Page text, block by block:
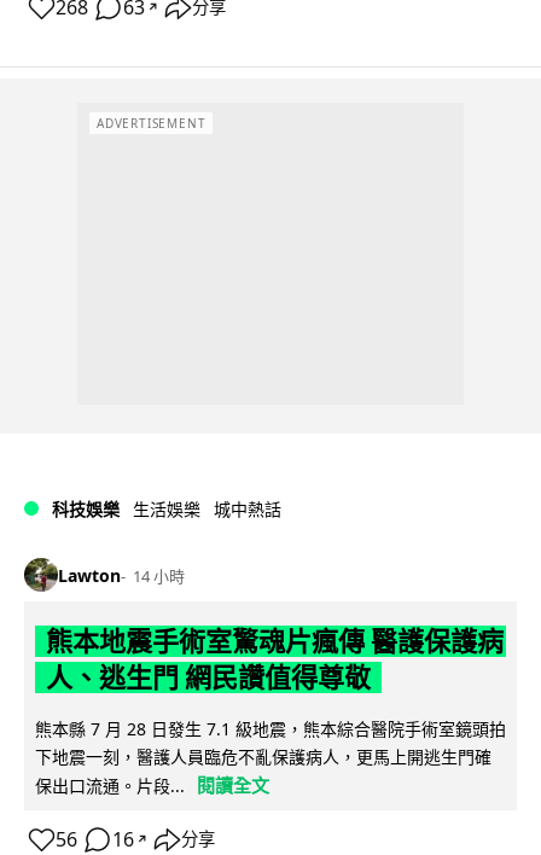
268 63 ↗ 分享
ADVERTISEMENT
科技娛樂 生活娛樂 城中熱話
Lawton 14 小時
熊本地震手術室驚魂片瘋傳 醫護保護病
人、逃生門 網民讚值得尊敬
熊本縣 7 月 28 日發生 7.1 級地震，熊本綜合醫院手術室鏡頭拍
下地震一刻，醫護人員臨危不亂保護病人，更馬上開逃生門確
保出口流通。片段...
閱讀全文
56 16 ↗ 分享